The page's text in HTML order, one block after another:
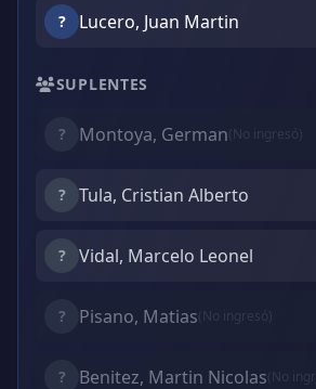
? Lucero, Juan Martin
SUPLENTES
? Montoya, German(No ingresó)
? Tula, Cristian Alberto
? Vidal, Marcelo Leonel
? Pisano, Matias(No ingresó)
? Benitez, Martin Nicolas(No